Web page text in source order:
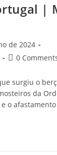
|
de 2024
Post
0
surgiu o
da
o